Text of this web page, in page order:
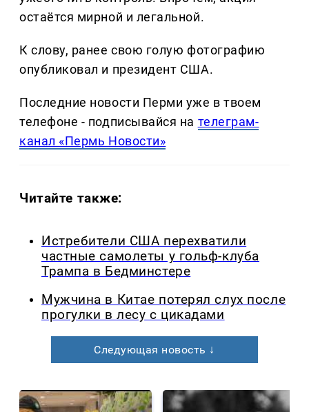
остаётся мирной и легальной.
К слову, ранее свою голую фотографию
опубликовал и президент США.
Последние новости Перми уже в твоем
телефоне - подписывайся на телеграм-
канал «Пермь Новости»
Читайте также:
Истребители США перехватили
частные самолеты у гольф-клуба
Трампа в Бедминстере
Мужчина в Китае потерял слух после
прогулки в лесу с цикадами
Следующая новость ↓